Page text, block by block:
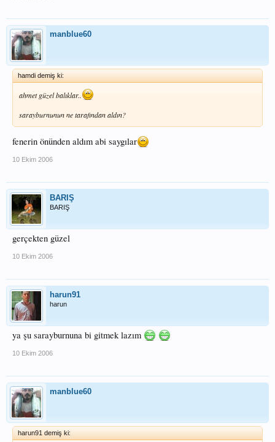
manblue60
hamdi demiş ki:
ahmet güzel balıklar..
sarayburnunun ne tarafından aldın?
fenerin önünden aldım abi saygılar
10 Ekim 2006
BARIŞ
BARIŞ
gerçekten güzel
10 Ekim 2006
harun91
harun
ya şu sarayburnuna bi gitmek lazım
10 Ekim 2006
manblue60
harun91 demiş ki: